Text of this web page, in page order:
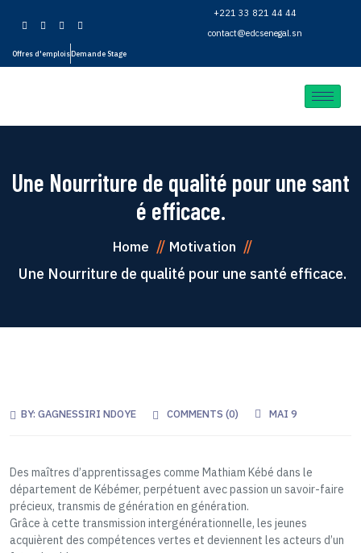
+221 33 821 44 44
contact@edcsenegal.sn
Offres d'emploisDemande Stage
Une Nourriture de qualité pour une sant
é efficace.
Home Motivation
Une Nourriture de qualité pour une santé efficace.
BY: GAGNESSIRI NDOYE COMMENTS (0) MAI 9
Des maîtres d’apprentissages comme Mathiam Kébé dans le
département de Kébémer, perpétuent avec passion un savoir-faire
précieux, transmis de génération en génération.
Grâce à cette transmission intergénérationnelle, les jeunes
acquièrent des compétences vertes et deviennent les acteurs d’un